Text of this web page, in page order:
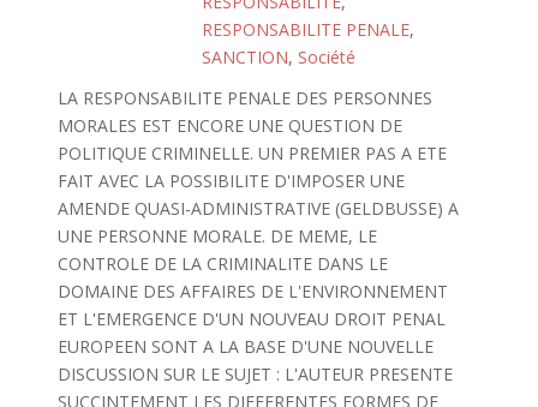
RESPONSABILITE PENALE,
SANCTION, Société
LA RESPONSABILITE PENALE DES PERSONNES
MORALES EST ENCORE UNE QUESTION DE
POLITIQUE CRIMINELLE. UN PREMIER PAS A ETE
FAIT AVEC LA POSSIBILITE D'IMPOSER UNE
AMENDE QUASI-ADMINISTRATIVE (GELDBUSSE) A
UNE PERSONNE MORALE. DE MEME, LE
CONTROLE DE LA CRIMINALITE DANS LE
DOMAINE DES AFFAIRES DE L'ENVIRONNEMENT
ET L'EMERGENCE D'UN NOUVEAU DROIT PENAL
EUROPEEN SONT A LA BASE D'UNE NOUVELLE
DISCUSSION SUR LE SUJET : L'AUTEUR PRESENTE
SUCCINTEMENT LES DIFFERENTES FORMES DE